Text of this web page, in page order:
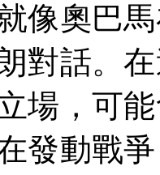
像奧巴
對話。
場，可
發動戰